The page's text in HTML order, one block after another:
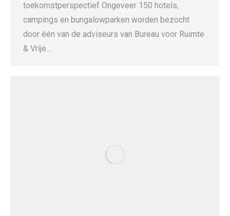
toekomstperspectief Ongeveer 150 hotels,
campings en bungalowparken worden bezocht
door één van de adviseurs van Bureau voor Ruimte
& Vrije…